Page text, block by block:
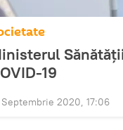
19
Septembrie 2020, 17:06